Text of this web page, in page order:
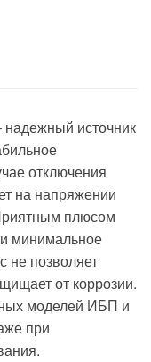
источник
отключения
на напряжении
плюсом
минимальное
не позволяет
от коррозии.
моделей ИБП и
при